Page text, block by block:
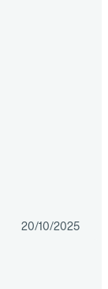
20/10/2025